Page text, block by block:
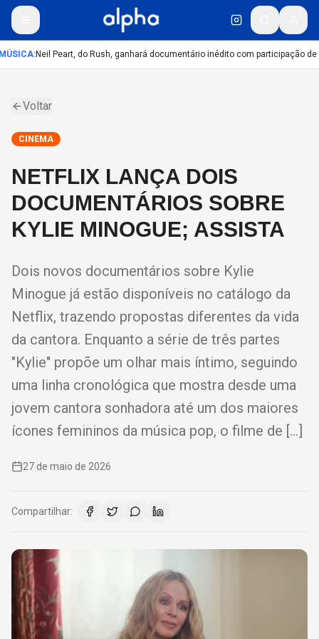
:Neil Peart, do Rush, ganhará documentário inédito com participação de
Voltar
CINEMA
NETFLIX LANÇA DOIS
DOCUMENTÁRIOS SOBRE
KYLIE MINOGUE; ASSISTA
Dois novos documentários sobre Kylie
Minogue já estão disponíveis no catálogo da
Netflix, trazendo propostas diferentes da vida
da cantora. Enquanto a série de três partes
"Kylie" propõe um olhar mais íntimo, seguindo
uma linha cronológica que mostra desde uma
jovem cantora sonhadora até um dos maiores
ícones femininos da música pop, o filme de […]
27 de maio de 2026
Compartilhar: